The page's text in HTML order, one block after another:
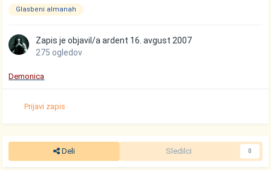
Glasbeni almanah
Zapis je objavil/aardent 16. avgust 2007
275 ogledov
Demonica
Prijavi zapis
Deli Sledilci 0